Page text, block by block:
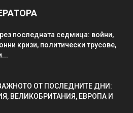
последната седмица: войни,
кризи, политически трусове,
ОТ ПОСЛЕДНИТЕ ДНИ:
ВЕЛИКОБРИТАНИЯ, ЕВРОПА И